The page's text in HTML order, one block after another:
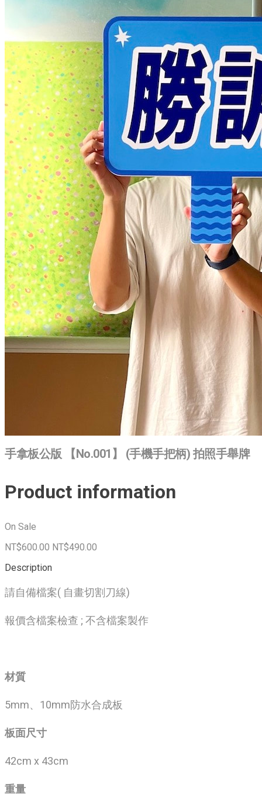
手拿板公版 【No.001】 (手機手把柄) 拍照手舉牌
Product information
On Sale
NT$600.00 NT$490.00
Description
請自備檔案( 自畫切割刀線)
報價含檔案檢查 ; 不含檔案製作
材質
5mm、10mm防水合成板
板面尺寸
42cm x 43cm
重量